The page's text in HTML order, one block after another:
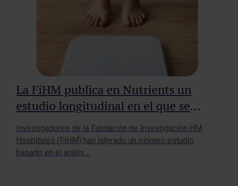
La FiHM publica en Nutrients un
estudio longitudinal en el que se
identifica la ventana de oportunidad
para revertir la obesidad infantil
Investigadores de la Fundación de Investigación HM
Hospitales (FiHM) han liderado un pionero estudio
basado en el anális…